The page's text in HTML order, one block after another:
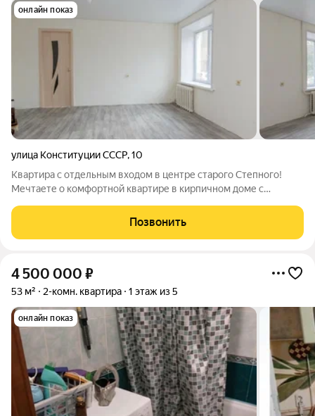
онлайн показ
улица Конституции СССР,10
Квартира с отдельным входом в центре старого Степного!
Мечтаете о комфортной квартире в кирпичном доме с
2-комнатную квартиру в районе ТРЦ Север идеальный
вариант для жизни и бизнеса! Общая площадь
Позвонить
4 500 000 ₽
53 м² 2-комн. квартира 1 этаж из 5
онлайн показ